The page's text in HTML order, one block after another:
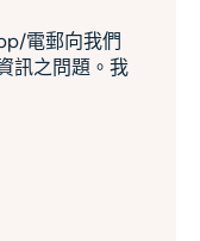
電郵向我們
訊之問題。我